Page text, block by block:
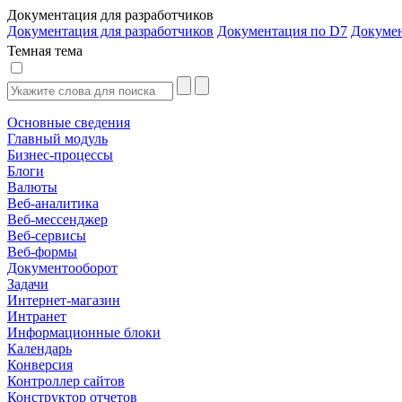
Документация для разработчиков
Документация для разработчиков Документация по D7
Темная тема
Основные сведения
Главный модуль
Бизнес-процессы
Блоги
Валюты
Веб-аналитика
Веб-мессенджер
Веб-сервисы
Веб-формы
Документооборот
Задачи
Интернет-магазин
Интранет
Информационные блоки
Календарь
Конверсия
Контроллер сайтов
Конструктор отчетов